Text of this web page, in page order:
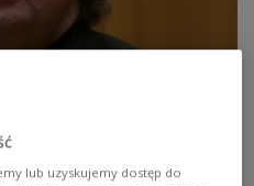
Rihma
amstrdamskiego koncertu,
lub uzyskujemy dostęp do